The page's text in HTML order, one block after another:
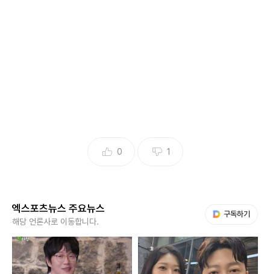
사연을 가진 이들과 함께 1박 2일 템플스테이를 보내며 진심
지난 6월 23일 첫 방송에서는 오은영이 자신의 헤어스타일과
0 1
엑스포츠뉴스 주요뉴스
해당 언론사로 이동합니다.
구독하기